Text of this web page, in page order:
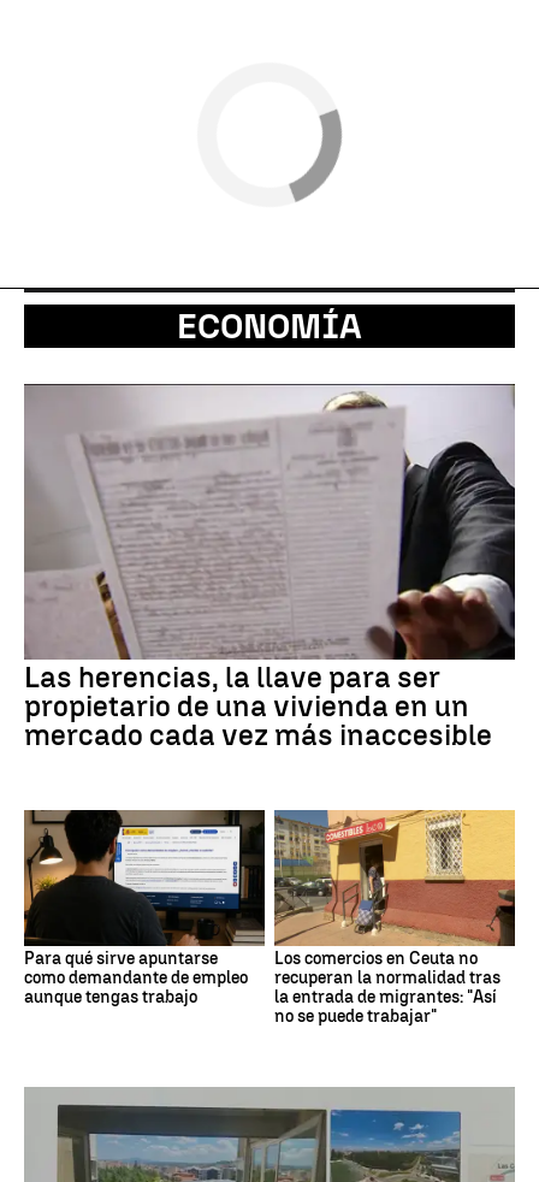
ECONOMÍA
Las herencias, la llave para ser
propietario de una vivienda en un
mercado cada vez más inaccesible
Para qué sirve apuntarse
como demandante de empleo
aunque tengas trabajo
Los comercios en Ceuta no
recuperan la normalidad tras
la entrada de migrantes: "Así
no se puede trabajar"